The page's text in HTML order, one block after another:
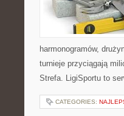
harmonogramów,
turnieje przyciągają
Strefa. LigiSportu to
CATEGORIES: